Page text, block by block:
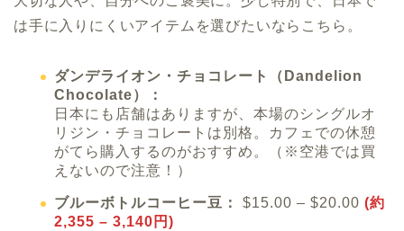
は手に入りにくいアイテムを選びたいならこちら。
ダンデライオン・チョコレート（Dandelion
Chocolate）：
日本にも店舗はありますが、本場のシングルオ
リジン・チョコレートは別格。カフェでの休憩
がてら購入するのがおすすめ。（※空港では買
えないので注意！）
ブルーボトルコーヒー豆： $15.00 – $20.00 (約
2,355 – 3,140円)